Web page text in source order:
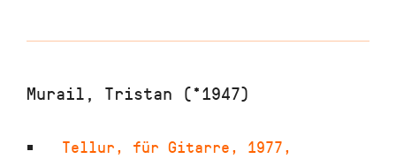
Murail, Tristan (*1947)
Tellur, für Gitarre, 1977,